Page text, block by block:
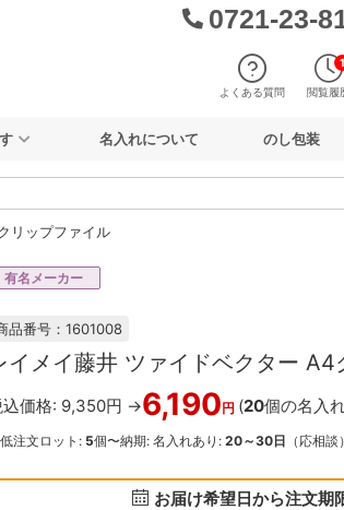
0721-23-
よくある質問 閲覧履
1
名入れについて のし包装
リップファイル
有名メーカー
品番号：1601008
イメイ藤井 ツァイドベクター A4
込価格: 9,350円 →6,190円 (20個の名入
注文ロット: 5個〜納期: 名入れあり: 20～30日 （応相
お届け希望日から注文期